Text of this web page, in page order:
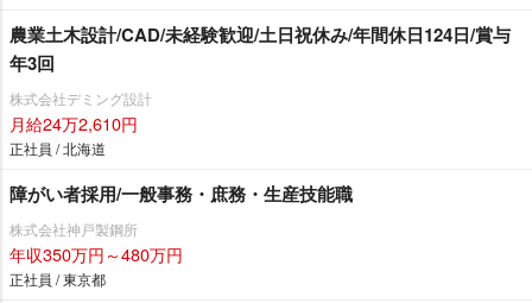
農業土木設計/CAD/未経験歓迎/土日祝休み/年間休日124日/賞与
年3回
株式会社デミング設計
月給24万2,610円
正社員 / 北海道
障がい者採用/一般事務・庶務・生産技能職
株式会社神戸製鋼所
年収350万円～480万円
正社員 / 東京都